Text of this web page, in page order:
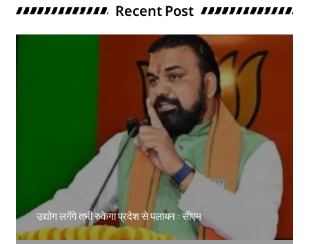
Recent Post
उद्योग लगेंगे तभी रुकेगा प्रदेश से पलायन : सीएम
Amit Lekh